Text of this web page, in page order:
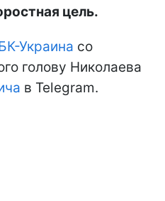
цель.
Украина со
голову Николаева
в Telegram.